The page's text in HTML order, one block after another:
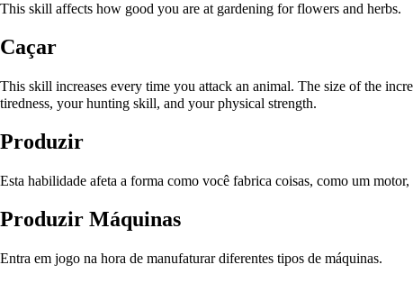
This skill affects how good you are at gardening for flowers and herbs.
Caçar
This skill increases every time you attack an animal. The size of the
tiredness, your hunting skill, and your physical strength.
Produzir
Esta habilidade afeta a forma como você fabrica coisas, como um motor,
Produzir Máquinas
Entra em jogo na hora de manufaturar diferentes tipos de máquinas.